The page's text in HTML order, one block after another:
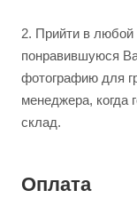
2. Прийти в
понравившуюся
фотографию для
менеджера, когда
склад.
Оплата